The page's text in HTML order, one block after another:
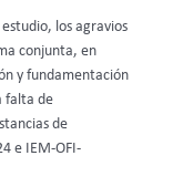
los agravios
conjunta, en
y fundamentación
falta de
de
e IEM-OFI-